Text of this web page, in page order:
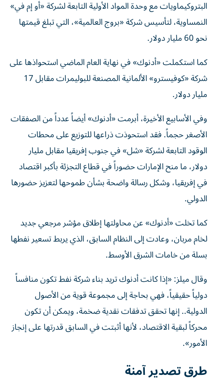
البتروكيماويات مع وحدة المواد الأولية التابعة لشركة «أو إم في»
النمساوية، لتأسيس شركة «بروج العالمية»، التي تبلغ قيمتها
نحو 60 مليار دولار.
كما استكملت «أدنوك» في نهاية العام الماضي استحواذها على
شركة «كوفيسترو» الألمانية المصنعة للبوليمرات مقابل 17
مليار دولار.
وفي الأسابيع الأخيرة، أبرمت «أدنوك» أيضاً عدداً من الصفقات
الأصغر حجماً. فقد استحوذت ذراعها للتوزيع على محطات
الوقود التابعة لشركة «شل» في جنوب إفريقيا مقابل مليار
دولار، ما منح الإمارات حضوراً في قطاع التجزئة بأكبر اقتصاد
في إفريقيا، وشكل رسالة واضحة بشأن طموحها لتعزيز حضورها
الدولي.
كما تخلت «أدنوك» عن محاولتها إطلاق مؤشر مرجعي جديد
لخام مربان، وعادت إلى النظام السابق، الذي يربط تسعير نفطها
بسلة من خامات الشرق الأوسط.
وقال ميلز: «إذا كانت أدنوك تريد بناء شركة نفط تكون منافساً
دولياً حقيقياً، فهي بحاجة إلى مجموعة قوية من الأصول
الدولية.. إنها تحقق تدفقات نقدية ضخمة، ويمكن أن تكون
محركاً لبقية الاقتصاد، لأنها أثبتت في السابق قدرتها على إنجاز
الأمور».
طرق تصدير آمنة